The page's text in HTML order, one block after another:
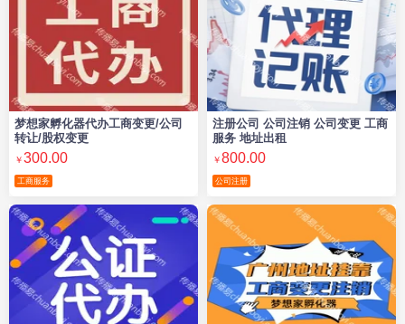
梦想家孵化器代办工商变更/公司
转让/股权变更
￥300.00
工商服务
注册公司 公司注销 公司变更 工商
服务 地址出租
￥800.00
公司注册